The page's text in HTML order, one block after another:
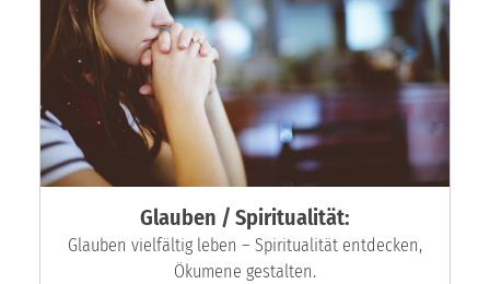
Glauben / Spiritualität:
Glauben vielfältig leben – Spiritualität entdecken,
Ökumene gestalten.